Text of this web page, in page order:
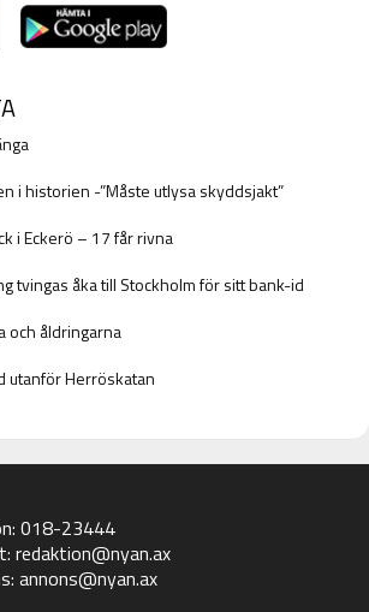
i historien -”Måste utlysa skyddsjakt”
i Eckerö – 17 får rivna
tvingas åka till Stockholm för sitt bank-id
och åldringarna
utanför Herröskatan
018-23444
redaktion@nyan.ax
annons@nyan.ax